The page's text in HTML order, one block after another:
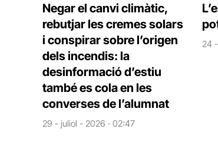
Negar el canvi climàtic,
rebutjar les cremes solars
i conspirar sobre l’origen
dels incendis: la
desinformació d’estiu
també es cola en les
converses de l’alumnat
29 - juliol - 2026 · 02:47
24